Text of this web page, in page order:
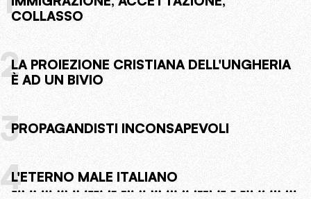
COLLASSO
2LA PROIEZIONE CRISTIANA DELL'UNGHERIA
È AD UN BIVIO
3PROPAGANDISTI INCONSAPEVOLI
4L'ETERNO MALE ITALIANO